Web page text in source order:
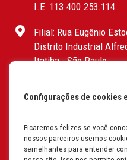
I.E: 113.400.253.114
Filial: Rua Eugênio
Distrito Industrial
Itatiba - São Paulo
I.E: 382.096.357.1147
Filial: Av. Odila Chaves
1277
Configurações de cookies
Ficaremos felizes se você
nossos parceiros usemos
semelhantes para entender